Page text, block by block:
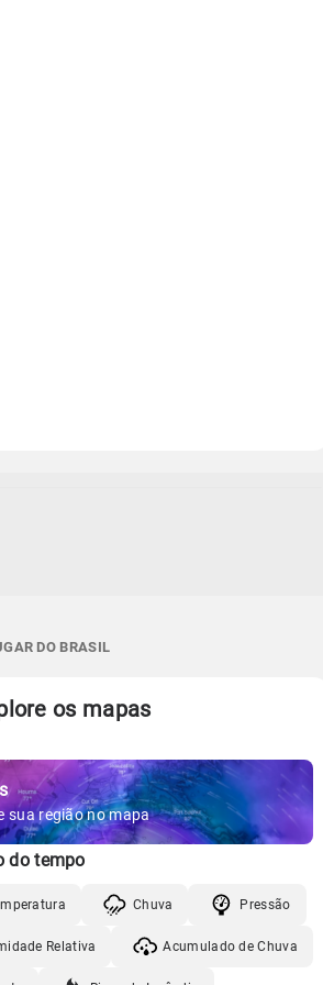
DO BRASIL
os mapas
sua região no mapa
do tempo
Chuva Pressão
Relativa Acumulado de Chuva